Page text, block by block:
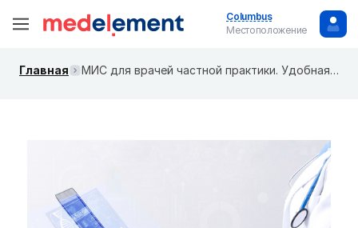
Columbus
Местоположение
Главная МИС для врачей частной практики. Удобная программа для врачей. Ведение пациентов